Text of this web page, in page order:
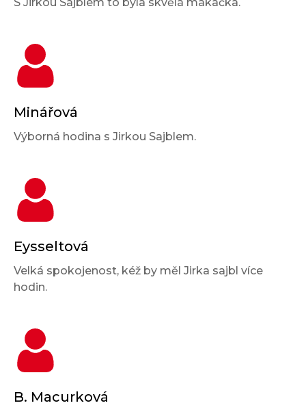
S Jirkou Sajblem to byla skvělá makačka.
Minářová
Výborná hodina s Jirkou Sajblem.
Eysseltová
Velká spokojenost, kéž by měl Jirka sajbl více
hodin.
B. Macurková